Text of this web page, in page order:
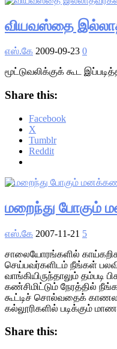
வியவஸ்தை
எஸ்.கே 2009-09-23 0
மூட்டுவலிக்குக் கூட
Share this:
Facebook
X
Tumblr
Reddit
மறைந்து போகும்
எஸ்.கே 2007-11-21 5
சாலையோரங்களில்
செய்பவர்களிடம் நீங்கள்
வாங்கியிருந்தாலும் தம்படி
கண்சிமிட்டும் நேரத்தில்
கூட்டிச் சொல்வதைக்
கல்லூரிகளில் படிக்கும்
Share this: